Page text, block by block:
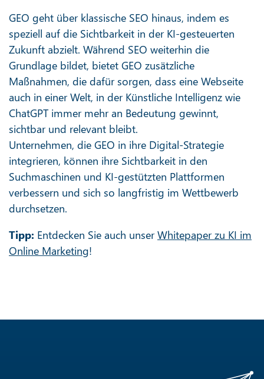
GEO geht über klassische SEO hinaus, indem es
speziell auf die Sichtbarkeit in der KI-gesteuerten
Zukunft abzielt. Während SEO weiterhin die
Grundlage bildet, bietet GEO zusätzliche
Maßnahmen, die dafür sorgen, dass eine Webseite
auch in einer Welt, in der Künstliche Intelligenz wie
ChatGPT immer mehr an Bedeutung gewinnt,
sichtbar und relevant bleibt.
Unternehmen, die GEO in ihre Digital-Strategie
integrieren, können ihre Sichtbarkeit in den
Suchmaschinen und KI-gestützten Plattformen
verbessern und sich so langfristig im Wettbewerb
durchsetzen.
Tipp: Entdecken Sie auch unserWhitepaper zu KI im
Online Marketing!